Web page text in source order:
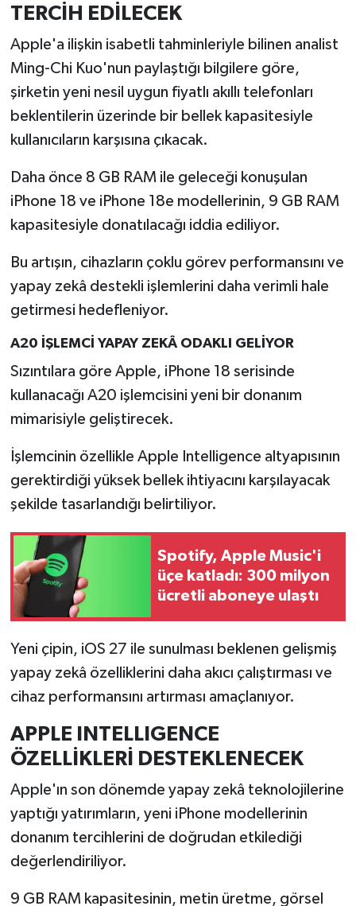
TERCİH EDİLECEK
Apple'a ilişkin isabetli tahminleriyle bilinen analist
Ming-Chi Kuo'nun paylaştığı bilgilere göre,
şirketin yeni nesil uygun fiyatlı akıllı telefonları
beklentilerin üzerinde bir bellek kapasitesiyle
kullanıcıların karşısına çıkacak.
Daha önce 8 GB RAM ile geleceği konuşulan
iPhone 18 ve iPhone 18e modellerinin, 9 GB RAM
kapasitesiyle donatılacağı iddia ediliyor.
Bu artışın, cihazların çoklu görev performansını ve
yapay zekâ destekli işlemlerini daha verimli hale
getirmesi hedefleniyor.
A20 İŞLEMCİ YAPAY ZEKÂ ODAKLI GELİYOR
Sızıntılara göre Apple, iPhone 18 serisinde
kullanacağı A20 işlemcisini yeni bir donanım
mimarisiyle geliştirecek.
İşlemcinin özellikle Apple Intelligence altyapısının
gerektirdiği yüksek bellek ihtiyacını karşılayacak
şekilde tasarlandığı belirtiliyor.
Spotify, Apple Music'i
üçe katladı: 300 milyon
ücretli aboneye ulaştı
Yeni çipin, iOS 27 ile sunulması beklenen gelişmiş
yapay zekâ özelliklerini daha akıcı çalıştırması ve
cihaz performansını artırması amaçlanıyor.
APPLE INTELLIGENCE
ÖZELLİKLERİ DESTEKLENECEK
Apple'ın son dönemde yapay zekâ teknolojilerine
yaptığı yatırımların, yeni iPhone modellerinin
donanım tercihlerini de doğrudan etkilediği
değerlendiriliyor.
9 GB RAM kapasitesinin, metin üretme, görsel
Otomobil
Pazarlar
Politika
Resmi İlan
Rüya Tabirleri
Sağlık
Şaphane
Simav
Siyaset
Tavşanlı
Türkiye
Video Galeri
Yaşam